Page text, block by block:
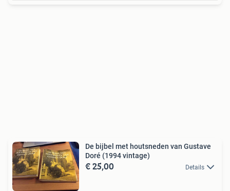
De bijbel met houtsneden van Gustave
Doré (1994 vintage)
€ 25,00 Details